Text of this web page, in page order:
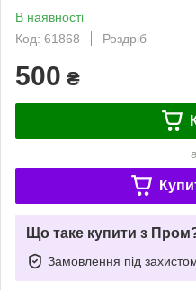
В наявності
Код: 61868
Роздріб
500 ₴
Що таке купити з
Замовлення під